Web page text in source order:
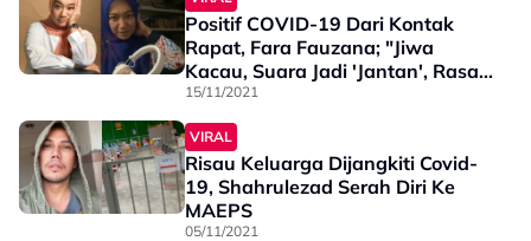
Positif COVID-19 Dari Kontak
Rapat, Fara Fauzana; "Jiwa
Kacau, Suara Jadi 'Jantan', Rasa
Cucuk-Cucuk Kat Belakang"
15/11/2021
VIRAL
Risau Keluarga Dijangkiti Covid-
19, Shahrulezad Serah Diri Ke
MAEPS
05/11/2021